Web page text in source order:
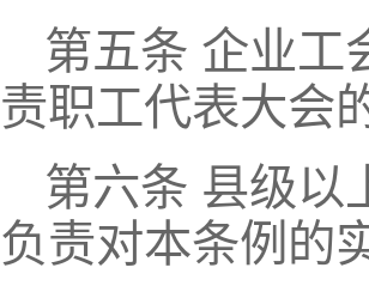
第五条 企业工
责职工代表大会
第六条 县级以
负责对本条例的